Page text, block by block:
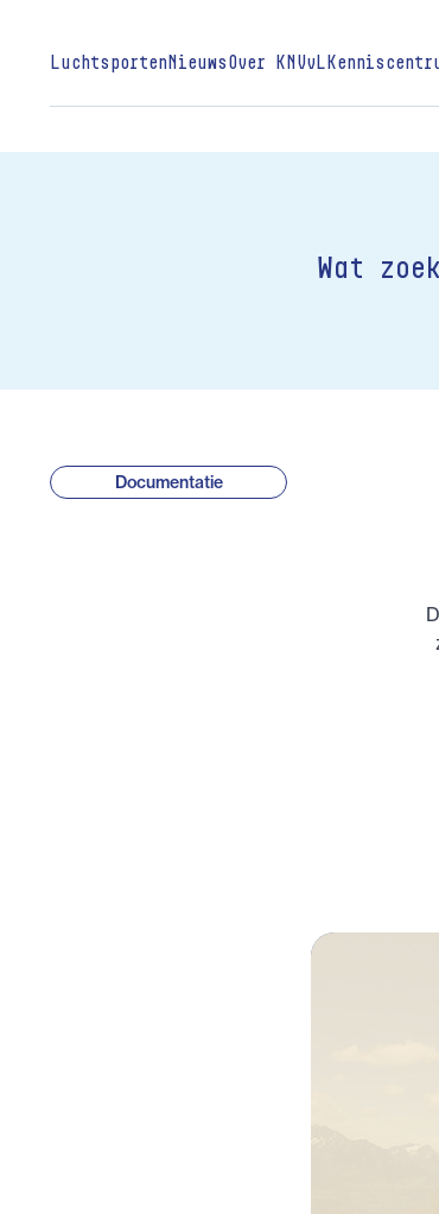
Luchtsporten Nieuws Over KNVvL
Wat
Documentatie